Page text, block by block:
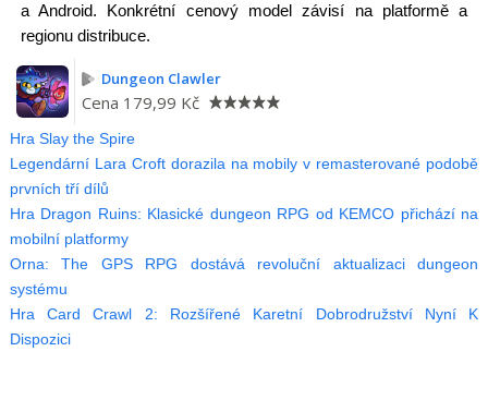
a Android. Konkrétní cenový model závisí na platformě a
regionu distribuce.
Dungeon Clawler
Cena 179,99 Kč
Hra Slay the Spire
Legendární Lara Croft dorazila na mobily v remasterované podobě
prvních tří dílů
Hra Dragon Ruins: Klasické dungeon RPG od KEMCO přichází na
mobilní platformy
Orna: The GPS RPG dostává revoluční aktualizaci dungeon
systému
Hra Card Crawl 2: Rozšířené Karetní Dobrodružství Nyní K
Dispozici